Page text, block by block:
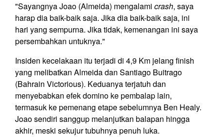
"Sayangnya Joao (Almeida) mengalami crash, saya
harap dia baik-baik saja. Jika dia baik-baik saja, ini
hari yang sempurna. Jika tidak, kemenangan ini saya
persembahkan untuknya."
Insiden kecelakaan itu terjadi di 4,9 Km jelang finish
yang melibatkan Almeida dan Santiago Buitrago
(Bahrain Victorious). Keduanya terjatuh dan
menyebabkan efek domino ke pembalap lain,
termasuk ke pemenang etape sebelumnya Ben Healy.
Joao sendiri sanggup melanjutkan balapan hingga
akhir, meski sekujur tubuhnya penuh luka.